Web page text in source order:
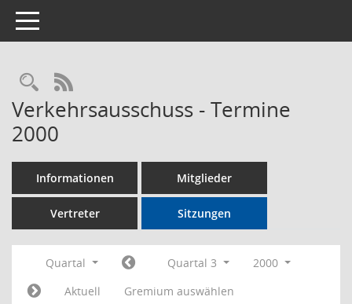
Toggle navigation
Rechercheauswahl
RSS-Feed
Verkehrsausschuss - Termine
2000
Informationen Mitglieder
Vertreter Sitzungen
Quartal Quartal 3
2000
Aktuell
Gremium auswählen